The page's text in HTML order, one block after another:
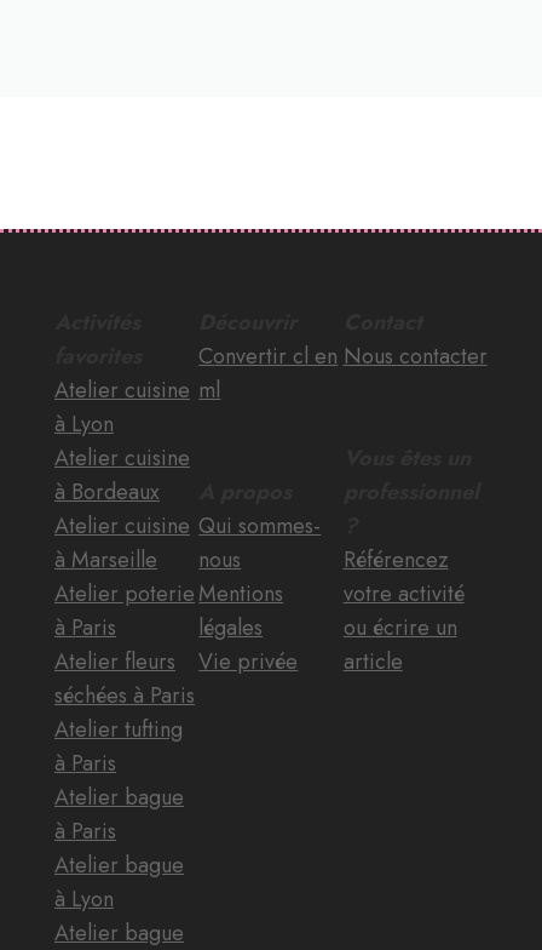
Atelier cuisine
à Lyon
Atelier cuisine
à Bordeaux
Atelier cuisine
à Marseille
Atelier poterie
à Paris
Atelier fleurs
séchées à Paris
Atelier tufting
à Paris
Atelier bague
à Paris
Atelier bague
à Lyon
Atelier bague
Convertir cl en
ml
Qui sommes-
nous
Mentions
légales
Vie privée
Nous contacter
Référencez
votre activité
ou écrire un
article